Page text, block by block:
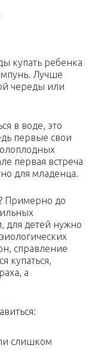
купать ребенка
Лучше
череды или
в воде, это
первые свои
первая встреча
для младенца.
Примерно до
для детей нужно
справление
купаться,
а
слишком